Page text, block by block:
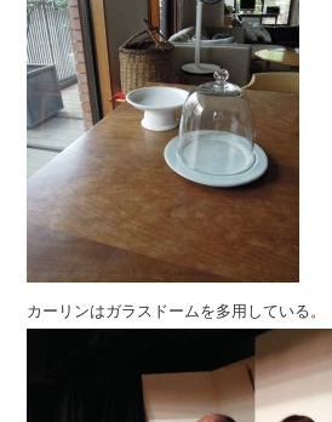
カーリンはガラスドームを多用している。